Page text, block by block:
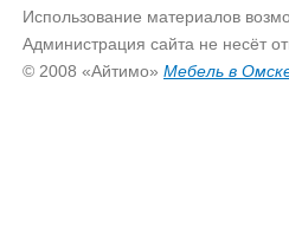
Использование материалов
Администрация сайта не несёт
© 2008 «Айтимо» Мебель в